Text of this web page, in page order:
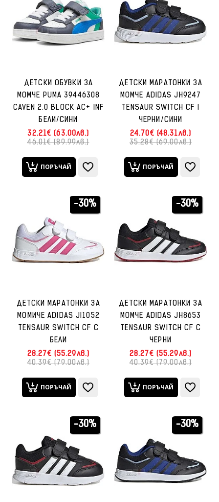
ДЕТСКИ ОБУВКИ ЗА
МОМЧЕ PUMA 39446308
CAVEN 2.0 BLOCK AC+ INF
БЕЛИ/СИНИ
32.21€ (63.00лв.)
46.01€ (89.99лв.)
ПОРЪЧАЙ
ДЕТСКИ МАРАТОНКИ ЗА
МОМЧЕ ADIDAS JH9247
TENSAUR SWITCH CF I
ЧЕРНИ/СИНИ
24.70€ (48.31лв.)
35.28€ (69.00лв.)
ПОРЪЧАЙ
-30%
ДЕТСКИ МАРАТОНКИ ЗА
МОМИЧЕ ADIDAS JI1052
TENSAUR SWITCH CF C
БЕЛИ
28.27€ (55.29лв.)
40.39€ (79.00лв.)
ПОРЪЧАЙ
-30%
ДЕТСКИ МАРАТОНКИ ЗА
МОМЧЕ ADIDAS JH8653
TENSAUR SWITCH CF C
ЧЕРНИ
28.27€ (55.29лв.)
40.39€ (79.00лв.)
ПОРЪЧАЙ
-30% -30%